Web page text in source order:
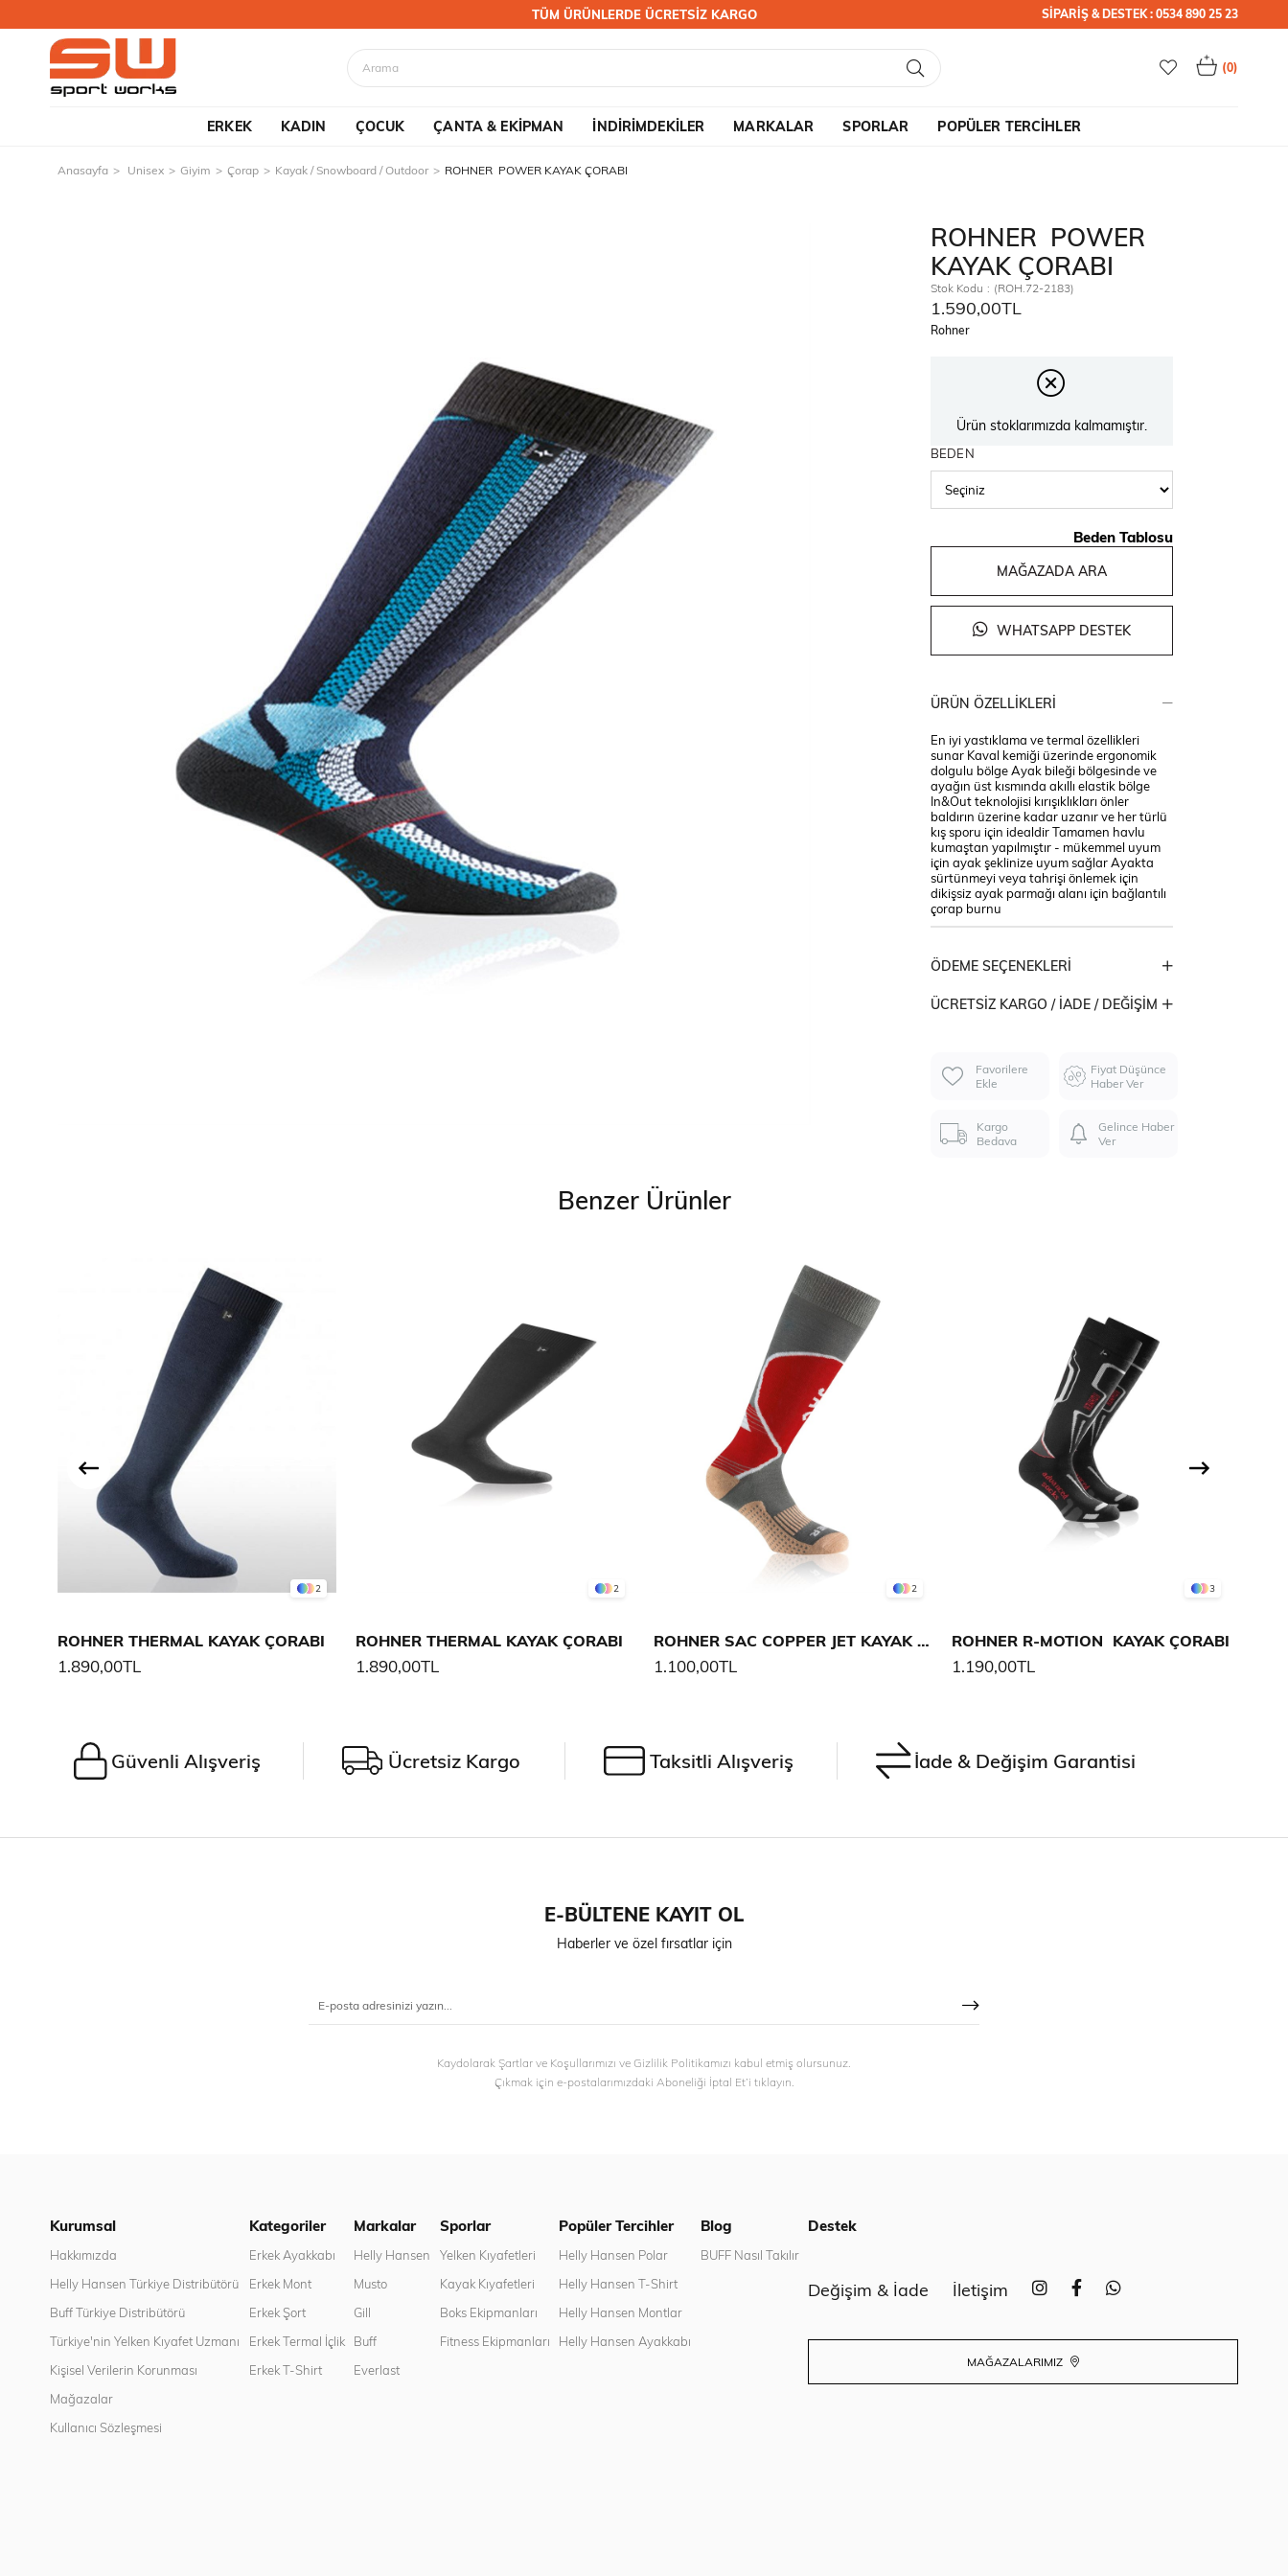
TÜM ÜRÜNLERDE ÜCRETSİZ KARGO SİPARİŞ & DESTEK : 0534 890 25 23
0
ERKEK KADIN ÇOCUK ÇANTA & EKİPMAN İNDİRİMDEKİLER MARKALAR SPORLAR POPÜLER TERCİHLER
Anasayfa Unisex Giyim Çorap Kayak / Snowboard / Outdoor ROHNER POWER KAYAK ÇORABI
ROHNER POWER
KAYAK ÇORABI
Stok Kodu (ROH.72-2183)
1.590,00TL
Rohner
Ürün stoklarımızda kalmamıştır.
BEDEN
Beden Tablosu
MAĞAZADA ARA
WHATSAPP DESTEK
ÜRÜN ÖZELLIKLERI
En iyi yastıklama ve termal özellikleri
sunar Kaval kemiği üzerinde ergonomik
dolgulu bölge Ayak bileği bölgesinde ve
ayağın üst kısmında akıllı elastik bölge
In&Out teknolojisi kırışıklıkları önler
baldırın üzerine kadar uzanır ve her türlü
kış sporu için idealdir Tamamen havlu
kumaştan yapılmıştır - mükemmel uyum
için ayak şeklinize uyum sağlar Ayakta
sürtünmeyi veya tahrişi önlemek için
dikişsiz ayak parmağı alanı için bağlantılı
çorap burnu
ÖDEME SEÇENEKLERI
ÜCRETSIZ KARGO / İADE / DEĞIŞIM
Favorilere
Ekle
Fiyat Düşünce
Haber Ver
Kargo
Bedava
Gelince Haber
Ver
Benzer Ürünler
2
ROHNER THERMAL KAYAK ÇORABI
1.890,00TL
2
ROHNER THERMAL KAYAK ÇORABI
1.890,00TL
2
ROHNER SAC COPPER JET KAYAK ÇORABI
1.100,00TL
3
ROHNER R-MOTION KAYAK ÇORABI
1.190,00TL
Güvenli Alışveriş Ücretsiz Kargo Taksitli Alışveriş İade & Değişim Garantisi
E-BÜLTENE KAYIT OL
Haberler ve özel fırsatlar için
Kaydolarak Şartlar ve Koşullarımızı ve Gizlilik Politikamızı kabul etmiş olursunuz.
Çıkmak için e-postalarımızdaki Aboneliği İptal Et’i tıklayın.
Kurumsal
Hakkımızda
Helly Hansen Türkiye Distribütörü
Buff Türkiye Distribütörü
Türkiye'nin Yelken Kıyafet Uzmanı
Kişisel Verilerin Korunması
Mağazalar
Kullanıcı Sözleşmesi
Kategoriler
Erkek Ayakkabı
Erkek Mont
Erkek Şort
Erkek Termal İçlik
Erkek T-Shirt
Markalar
Helly Hansen
Musto
Gill
Buff
Everlast
Sporlar
Yelken Kıyafetleri
Kayak Kıyafetleri
Boks Ekipmanları
Fitness Ekipmanları
Popüler Tercihler
Helly Hansen Polar
Helly Hansen T-Shirt
Helly Hansen Montlar
Helly Hansen Ayakkabı
Blog
BUFF Nasıl Takılır
Destek
Değişim & İade İletişim
MAĞAZALARIMIZ